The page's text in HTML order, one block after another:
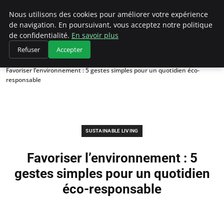
Climategatecountryclub.com
Accueil
Sustainable Living
Favoriser l’environnement : 5 gestes simples pour un quotidien éco-
responsable
SUSTAINABLE LIVING
Favoriser l’environnement : 5
gestes simples pour un quotidien
éco-responsable
Nous utilisons des cookies pour améliorer votre expérience
de navigation. En poursuivant, vous acceptez notre politique
de confidentialité. En savoir plus
Refuser Accepter